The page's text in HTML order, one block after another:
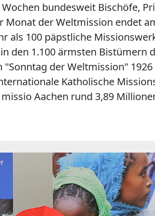
bundesweit Bischöfe,
der Weltmission endet
100 päpstliche
den 1.100 ärmsten Bistümern
der Weltmission"
Katholische
Aachen rund 3,89